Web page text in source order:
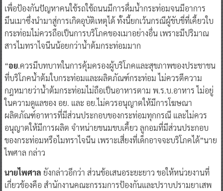
เพื่อป้องกันปัญหาคนใช้รถใช้ถนนมีการดื่มน้ำกระท่อมจนมีอาการ
มึนเมาซึ่งนำมาสู่การเกิดอุบัติเหตุได้ ทั้งนี้ยกเว้นกรณีผู้ขับขี่ที่เคี้ยวใบ
กระท่อมไม่ควรถือเป็นการบริโภคของเมาอย่างอื่น เพราะมีปริมาณ
สารไมทราไจนีนน้อยกว่าน้ำต้มกระท่อมมาก
“อย.ควรมีบทบาทในการคุ้มครองผู้บริโภคและสุขภาพของประชาชน
ที่บริโภคน้ำต้มใบกระท่อมและผลิตภัณฑ์กระท่อม ไม่ควรตีความ
กฎหมายว่าน้ำต้มกระท่อมไม่ถือเป็นอาหารตาม พ.ร.บ.อาหาร ไม่อยู่
ในความดูแลของ อย. และ อย.ไม่ควรอนุญาตให้มีการโฆษณา
ผลิตภัณฑ์อาหารที่มีส่วนประกอบของกระท่อมทุกกรณี และไม่ควร
อนุญาตให้มีการผลิต จำหน่ายขนมขบเคี้ยว ลูกอมที่มีส่วนประกอบ
ของกระท่อมหรือไมทราไจนีน เพราะเสี่ยงที่เด็กอาจจะบริโภคได้”นาย
ไพศาล กล่าว
นายไพศาล ยังกล่าวอีกว่า ส่วนข้อเสนอระยะยาว ขอให้หน่วยงานที่
เกี่ยวข้องคือ สำนักงานคณะกรรมการป้องกันและปราบปรามยาเสพ